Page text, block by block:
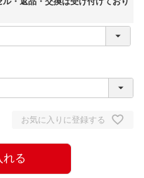
お気に入りに登録する
れる